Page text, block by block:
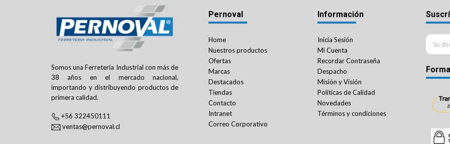
Somos una Ferretería Industrial con más de
38 años en el mercado nacional,
importando y distribuyendo productos de
primera calidad.
+56 322450111
ventas@pernoval.cl
Pernoval
Home
Nuestros productos
Ofertas
Marcas
Destacados
Tiendas
Contacto
Intranet
Correo Corporativo
Información
Inicia Sesión
Mi Cuenta
Recordar Contraseña
Despacho
Misión y Visión
Políticas de Calidad
Novedades
Términos y condiciones